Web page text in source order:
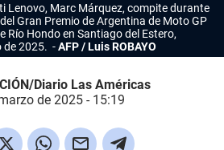
Lenovo, Marc Márquez, compite durante
Gran Premio de Argentina de Moto GP
Río Hondo en Santiago del Estero,
de 2025.
AFP / Luis ROBAYO
Diario Las Américas
de 2025 - 15:19